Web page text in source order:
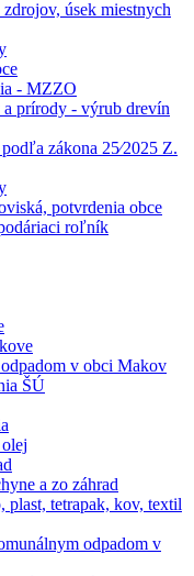
úsek miestnych
- MZZO
prírody - výrub drevín
zákona 25⁄2025 Z.
potvrdenia obce
roľník
v obci Makov
ŠÚ
a zo záhrad
plast, tetrapak, kov, textil
odpadom v